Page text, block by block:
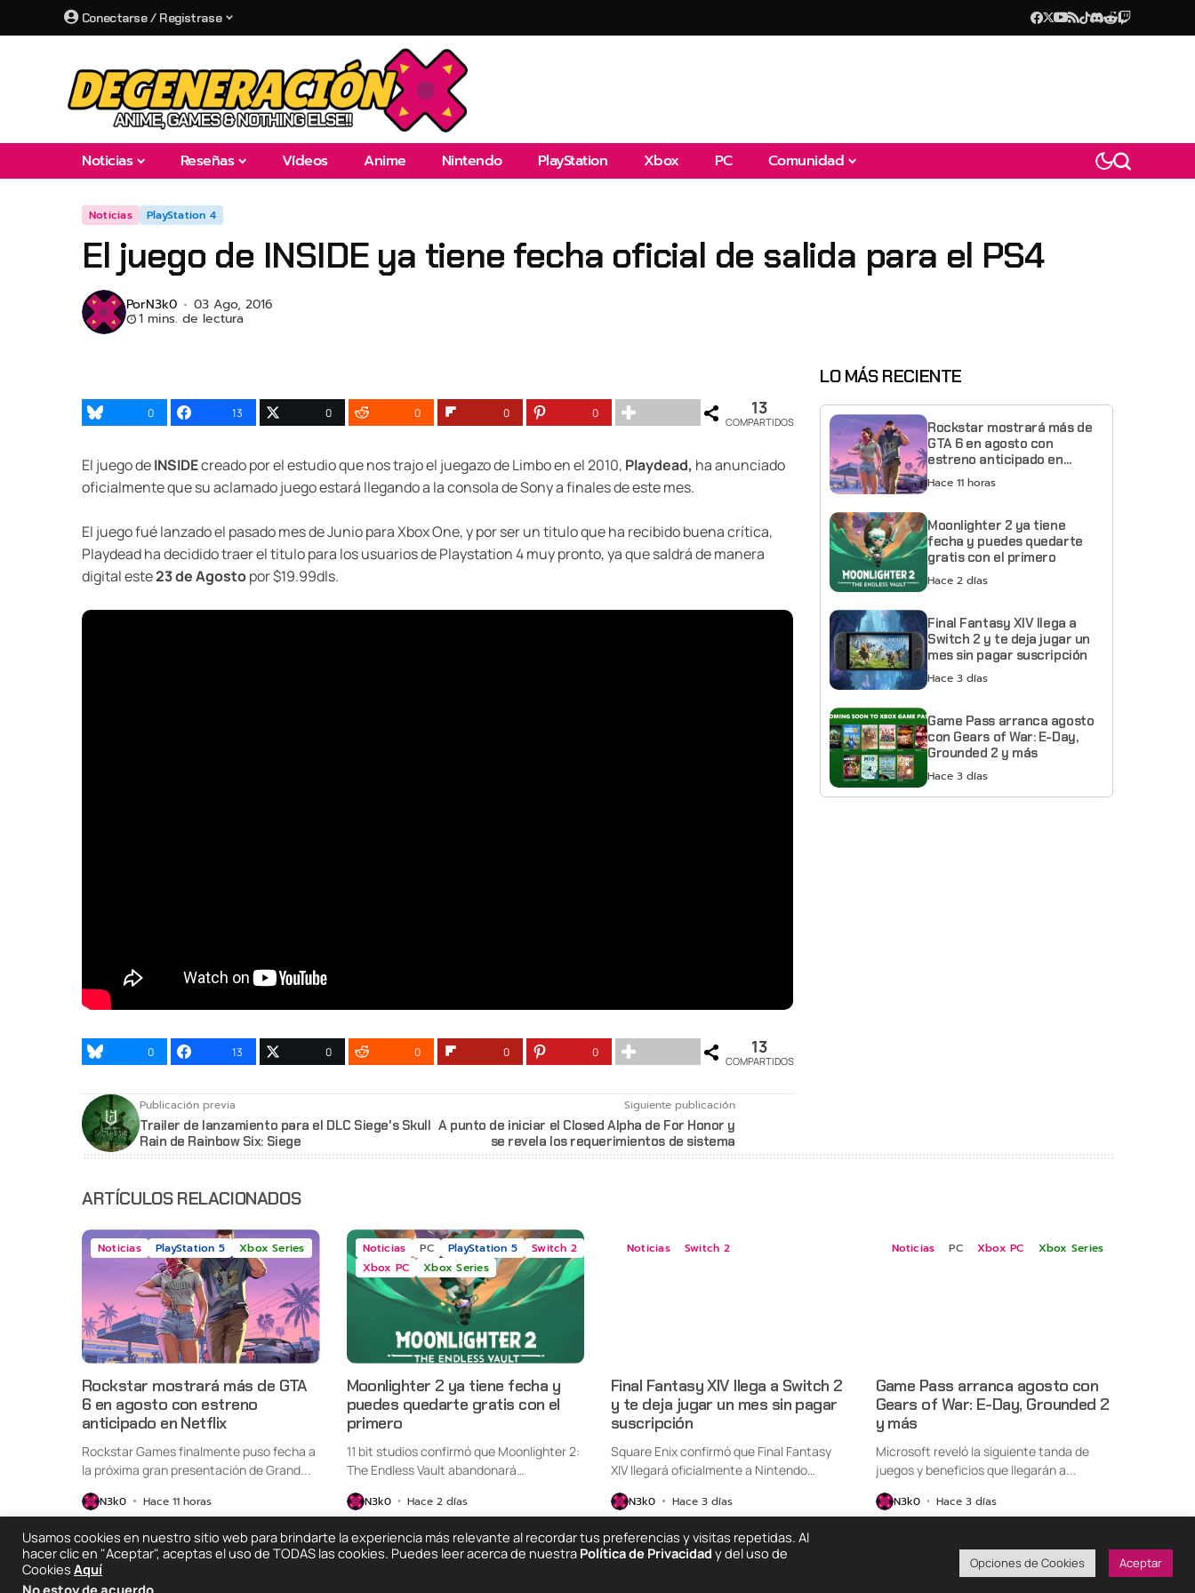
Conectarse / Registrase
Noticias Reseñas Vídeos Anime Nintendo PlayStation Xbox PC Comunidad
Noticias PlayStation 4
El juego de INSIDE ya tiene fecha oficial de salida para el PS4
PorN3k0 03 Ago, 2016
1 mins. de lectura
0 13 0 0 0 0 13
COMPARTIDOS
El juego deINSIDEcreado por el estudio que nos trajo el juegazo de Limbo en el 2010, Playdead, ha anunciado
oficialmente que su aclamado juego estará llegando a la consola de Sony a finales de este mes.
El juego fué lanzado el pasado mes de Junio para Xbox One, y por ser un titulo que ha recibido buena crítica,
Playdead ha decidido traer el titulo para los usuarios de Playstation 4 muy pronto, ya que saldrá de manera
digital este23 de Agostopor $19.99dls.
0 13 0 0 0 0 13
COMPARTIDOS
Publicación previa
Trailer de lanzamiento para el DLC Siege's Skull
Rain de Rainbow Six: Siege
Siguiente publicación
A punto de iniciar el Closed Alpha de For Honor y
se revela los requerimientos de sistema
LO MÁS RECIENTE
Rockstar mostrará más de
GTA 6 en agosto con
estreno anticipado en
Netflix
Hace 11 horas
Moonlighter 2 ya tiene
fecha y puedes quedarte
gratis con el primero
Hace 2 días
Final Fantasy XIV llega a
Switch 2 y te deja jugar un
mes sin pagar suscripción
Hace 3 días
Game Pass arranca agosto
con Gears of War: E-Day,
Grounded 2 y más
Hace 3 días
ARTÍCULOS RELACIONADOS
Noticias PlayStation 5 Xbox Series
Rockstar mostrará más de GTA
6 en agosto con estreno
anticipado en Netflix
Rockstar Games finalmente puso fecha a
la próxima gran presentación de Grand...
N3k0 Hace 11 horas
Noticias PC PlayStation 5
Switch 2
Xbox PC
Xbox Series
Moonlighter 2 ya tiene fecha y
puedes quedarte gratis con el
primero
11 bit studios confirmó que Moonlighter 2:
The Endless Vault abandonará
N3k0 Hace 2 días
Noticias Switch 2
Final Fantasy XIV llega a Switch 2
y te deja jugar un mes sin pagar
suscripción
Square Enix confirmó que Final Fantasy
XIV llegará oficialmente a Nintendo
N3k0 Hace 3 días
Noticias PC Xbox PC Xbox Series
Game Pass arranca agosto con
Gears of War: E-Day, Grounded 2
y más
Microsoft reveló la siguiente tanda de
juegos y beneficios que llegarán a...
N3k0 Hace 3 días
2025 © Degeneraciónx.com | Anime, Games & Nothing Else Políticas De Privacidad¡Colabora!
Usamos cookies en nuestro sitio web para brindarte la experiencia más relevante al recordar tus preferencias y visitas repetidas. Al
hacer clic en "Aceptar", aceptas el uso de TODAS las cookies. Puedes leer acerca de nuestra Política de Privacidad y del uso de
Cookies Aquí
No estoy de acuerdo
Opciones de Cookies Aceptar